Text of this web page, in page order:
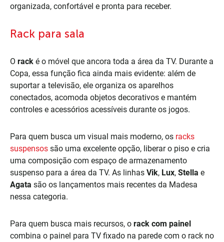
organizada, confortável e pronta para receber.
Rack para sala
O rack é o móvel que ancora toda a área da TV. Durante a
Copa, essa função fica ainda mais evidente: além de
suportar a televisão, ele organiza os aparelhos
conectados, acomoda objetos decorativos e mantém
controles e acessórios acessíveis durante os jogos.
Para quem busca um visual mais moderno, os racks
suspensos são uma excelente opção, liberar o piso e cria
uma composição com espaço de armazenamento
suspenso para a área da TV. As linhas Vik, Lux, Stella e
Agata são os lançamentos mais recentes da Madesa
nessa categoria.
Para quem busca mais recursos, o rack com painel
combina o painel para TV fixado na parede com o rack no